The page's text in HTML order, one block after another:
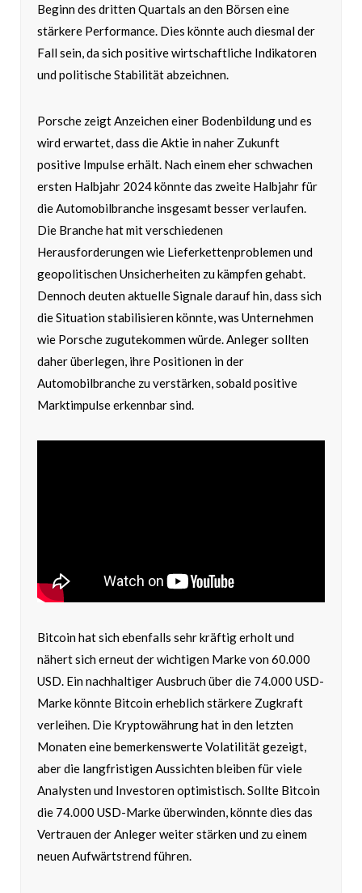
Beginn des dritten Quartals an den Börsen eine
stärkere Performance. Dies könnte auch diesmal der
Fall sein, da sich positive wirtschaftliche Indikatoren
und politische Stabilität abzeichnen.
Porsche zeigt Anzeichen einer Bodenbildung und es
wird erwartet, dass die Aktie in naher Zukunft
positive Impulse erhält. Nach einem eher schwachen
ersten Halbjahr 2024 könnte das zweite Halbjahr für
die Automobilbranche insgesamt besser verlaufen.
Die Branche hat mit verschiedenen
Herausforderungen wie Lieferkettenproblemen und
geopolitischen Unsicherheiten zu kämpfen gehabt.
Dennoch deuten aktuelle Signale darauf hin, dass sich
die Situation stabilisieren könnte, was Unternehmen
wie Porsche zugutekommen würde. Anleger sollten
daher überlegen, ihre Positionen in der
Automobilbranche zu verstärken, sobald positive
Marktimpulse erkennbar sind.
Bitcoin hat sich ebenfalls sehr kräftig erholt und
nähert sich erneut der wichtigen Marke von 60.000
USD. Ein nachhaltiger Ausbruch über die 74.000 USD-
Marke könnte Bitcoin erheblich stärkere Zugkraft
verleihen. Die Kryptowährung hat in den letzten
Monaten eine bemerkenswerte Volatilität gezeigt,
aber die langfristigen Aussichten bleiben für viele
Analysten und Investoren optimistisch. Sollte Bitcoin
die 74.000 USD-Marke überwinden, könnte dies das
Vertrauen der Anleger weiter stärken und zu einem
neuen Aufwärtstrend führen.